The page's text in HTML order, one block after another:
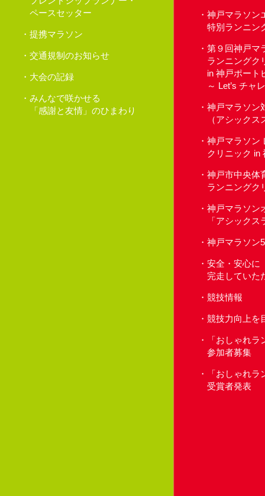
ペースセッター
提携マラソン
交通規制のお知らせ
大会の記録
みんなで咲かせる
「感謝と友情」のひまわり
神戸マラソン
特別ランニン
第９回神戸マ
ランニングク
in 神戸ポート
～ Let’s チャ
神戸マラソ
（アシックス
神戸マラソン
クリニック in
神戸市中央体
ランニングク
神戸マラソン
「アシック
神戸マラソン
安全・安心に
完走していた
競技情報
競技力向上を
「おしゃれ
参加者募集
「おしゃれ
受賞者発表